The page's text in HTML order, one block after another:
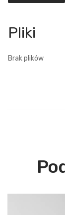
Brak plików